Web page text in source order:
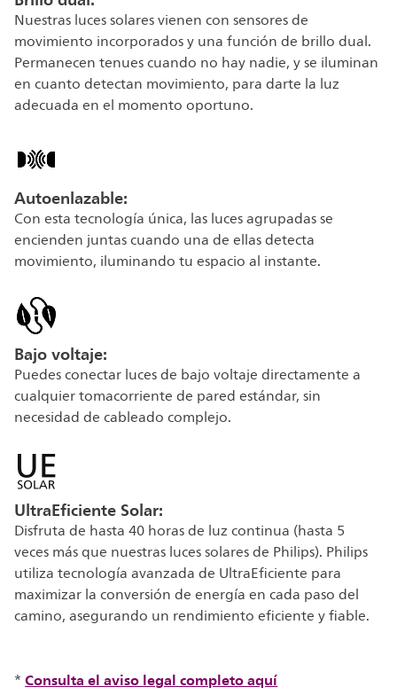
Nuestras luces solares vienen con sensores de
movimiento incorporados y una función de brillo dual.
Permanecen tenues cuando no hay nadie, y se iluminan
en cuanto detectan movimiento, para darte la luz
adecuada en el momento oportuno.
Autoenlazable:
Con esta tecnología única, las luces agrupadas se
encienden juntas cuando una de ellas detecta
movimiento, iluminando tu espacio al instante.
Bajo voltaje:
Puedes conectar luces de bajo voltaje directamente a
cualquier tomacorriente de pared estándar, sin
necesidad de cableado complejo.
UltraEficiente Solar:
Disfruta de hasta 40 horas de luz continua (hasta 5
veces más que nuestras luces solares de Philips). Philips
utiliza tecnología avanzada de UltraEficiente para
maximizar la conversión de energía en cada paso del
camino, asegurando un rendimiento eficiente y fiable.
*Consulta el aviso legal completo aquí